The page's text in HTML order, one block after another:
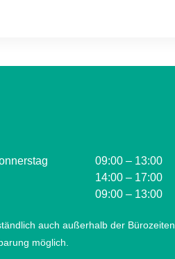
09:00 – 13:00
14:00 – 17:00
09:00 – 13:00
auch außerhalb der Bürozeiten
möglich.